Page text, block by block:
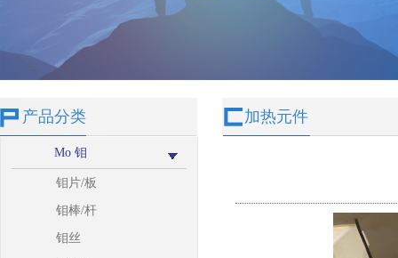
产品分类
Mo 钼
钼片/板
钼棒/杆
钼丝
加热元件